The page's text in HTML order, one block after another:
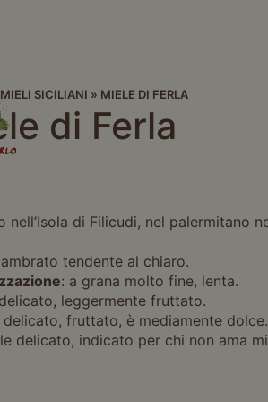
SICILIANI » MIELE DI FERLA
di Ferla
nell’Isola di Filicudi, nel palermitano
tendente al chiaro.
: a grana molto fine, lenta.
leggermente fruttato.
delicato, fruttato, è mediamente dolce.
delicato, indicato per chi non ama